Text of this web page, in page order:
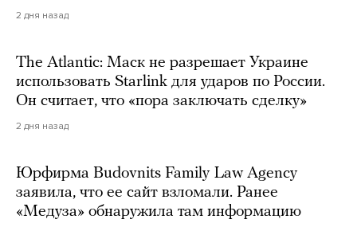
2 дня назад
The Atlantic: Маск не разрешает Украине
использовать Starlink для ударов по России.
Он считает, что «пора заключать сделку»
2 дня назад
Юрфирма Budovnits Family Law Agency
заявила, что ее сайт взломали. Ранее
«Медуза» обнаружила там информацию